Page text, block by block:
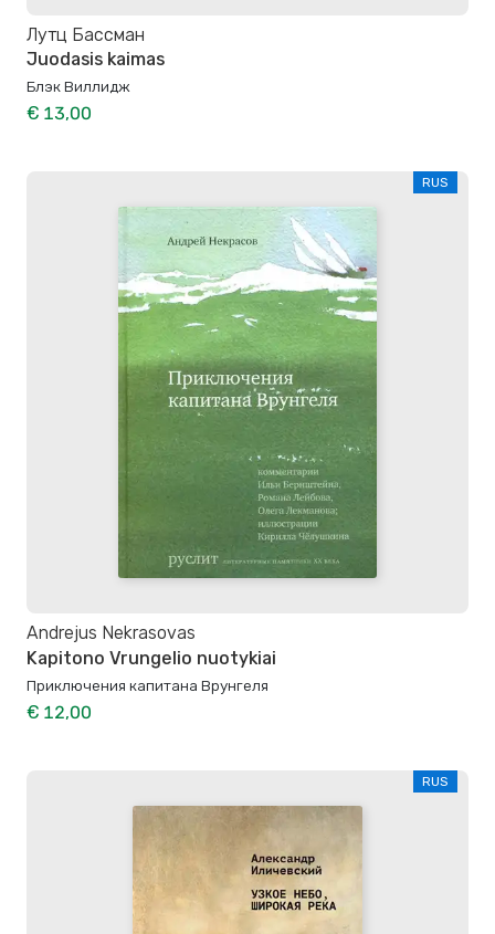
Лутц Бассман
Juodasis kaimas
Блэк Виллидж
€ 13,00
RUS
Andrejus Nekrasovas
Kapitono Vrungelio nuotykiai
Приключения капитана Врунгеля
€ 12,00
RUS